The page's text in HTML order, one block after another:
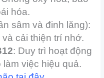
hóa.
sâm và đinh lăng):
cải thiện trí nhớ.
: Duy trì hoạt động
việc hiệu quả.